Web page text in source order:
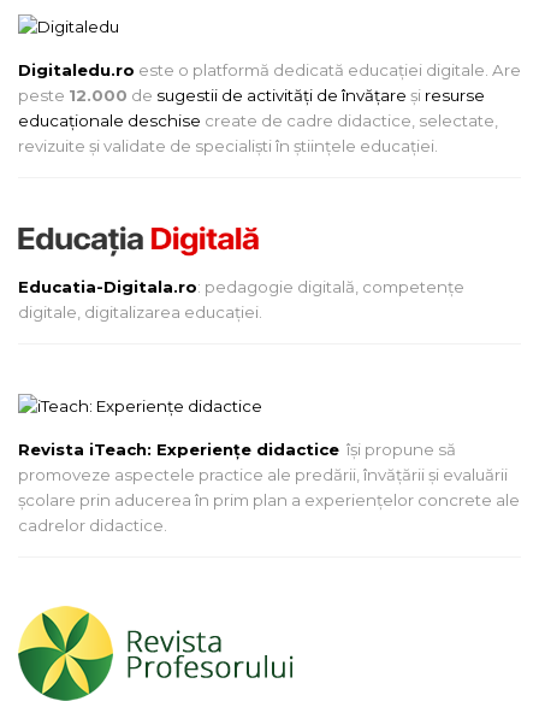
Digitaledu.ro este o platformă dedicată educației digitale. Are
peste 12.000 de sugestii de activități de învățare și resurse
educaționale deschise create de cadre didactice, selectate,
revizuite și validate de specialiști în științele educației.
Educatia-Digitala.ro: pedagogie digitală, competențe
digitale, digitalizarea educației.
Revista iTeach: Experienţe didactice îşi propune să
promoveze aspectele practice ale predării, învăţării şi evaluării
şcolare prin aducerea în prim plan a experienţelor concrete ale
cadrelor didactice.